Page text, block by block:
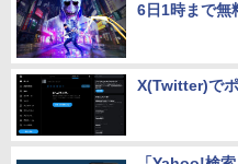
6日1時まで無
X(Twitter)で